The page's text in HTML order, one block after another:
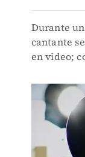
Durante
cantante
en video;